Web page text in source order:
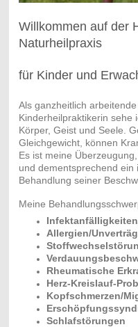
Willkommen auf der
Naturheilpraxis
für Kinder und
Als ganzheitlich
Kinderheilpraktikerin sehe
Körper, Geist und Seele.
Gleichgewicht, können
Es ist meine
und dementsprechend
Behandlung seiner
Meine
Allergien/
Rheumatische
Herz-Kreislauf-
Kopfschmerzen/
Schlafstörungen